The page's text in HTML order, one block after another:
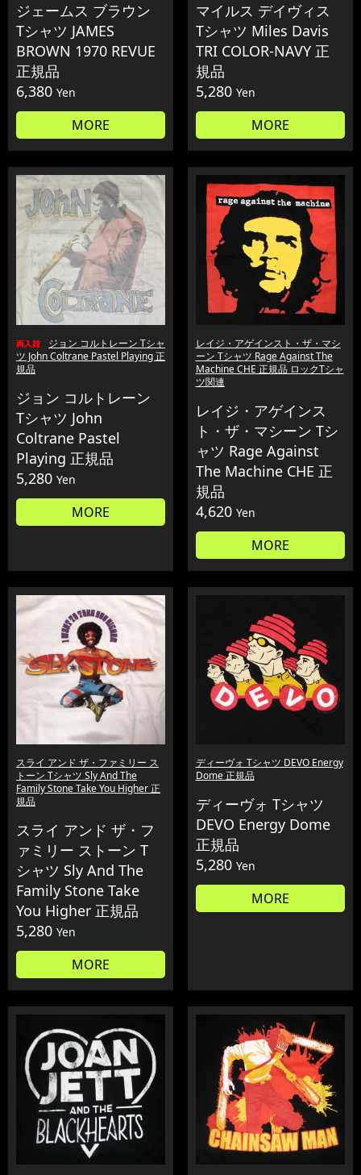
ジェームス ブラウン
Tシャツ JAMES
BROWN 1970 REVUE
正規品
6,380 Yen
MORE
マイルス デイヴィス
Tシャツ Miles Davis
TRI COLOR-NAVY 正
規品
5,280 Yen
MORE
ジョン コルトレーン Tシャ
ツ John Coltrane Pastel Playing 正
規品
ジョン コルトレーン
Tシャツ John
Coltrane Pastel
Playing 正規品
5,280 Yen
MORE
レイジ・アゲインスト・ザ・マシ
ーン Tシャツ Rage Against The
Machine CHE 正規品 ロックTシャ
ツ関連
レイジ・アゲインス
ト・ザ・マシーン Tシ
ャツ Rage Against
The Machine CHE 正
規品
4,620 Yen
MORE
スライ アンド ザ・ファミリー ス
トーン Tシャツ Sly And The
Family Stone Take You Higher 正
規品
スライ アンド ザ・フ
ァミリー ストーン T
シャツ Sly And The
Family Stone Take
You Higher 正規品
5,280 Yen
MORE
ディーヴォ Tシャツ DEVO Energy
Dome 正規品
ディーヴォ Tシャツ
DEVO Energy Dome
正規品
5,280 Yen
MORE